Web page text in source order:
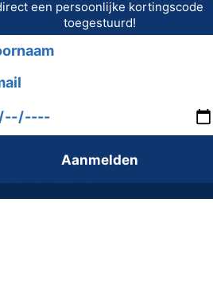
© | Alle rechten voorbehouden
De Websmid
| Privacy
een persoonlijke kortingscode
toegestuurd!
Aanmelden